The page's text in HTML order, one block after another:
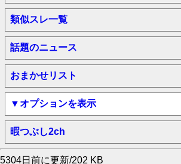
類似スレ一覧
話題のニュース
おまかせリスト
▼オプションを表示
暇つぶし2ch
5304日前に更新/202 KB